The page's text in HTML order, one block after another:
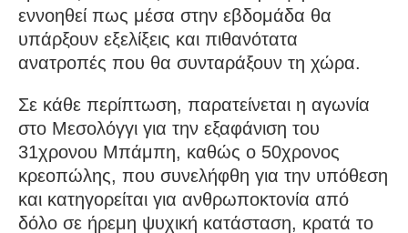
εννοηθεί πως μέσα στην εβδομάδα θα
υπάρξουν εξελίξεις και πιθανότατα
ανατροπές που θα συνταράξουν τη χώρα.
Σε κάθε περίπτωση, παρατείνεται η αγωνία
στο Μεσολόγγι για την εξαφάνιση του
31χρονου Μπάμπη, καθώς ο 50χρονος
κρεοπώλης, που συνελήφθη για την υπόθεση
και κατηγορείται για ανθρωποκτονία από
δόλο σε ήρεμη ψυχική κατάσταση, κρατά το